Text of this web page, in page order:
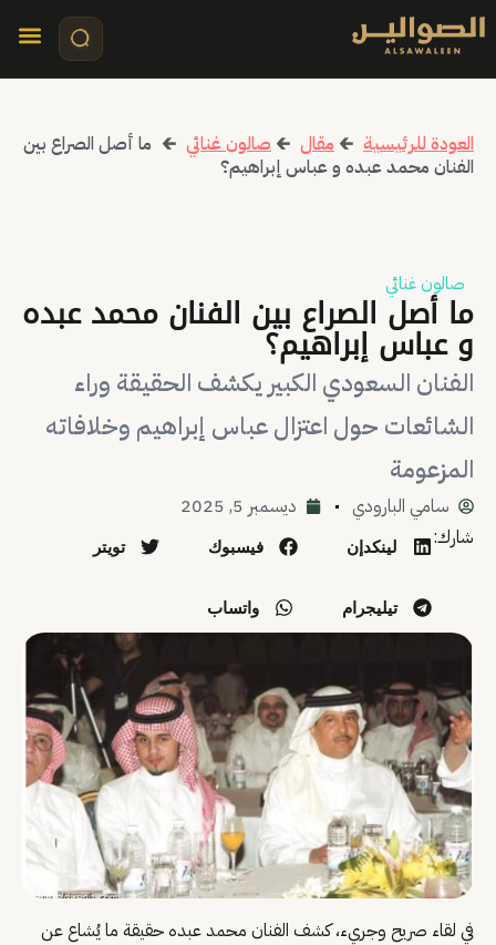
العودة للرئيسية 🡰 مقال 🡰 صالون غنائي 🡰 ما أصل الصراع بين
الفنان محمد عبده و عباس إبراهيم؟
صالون غنائي
ما أصل الصراع بين الفنان محمد عبده
و عباس إبراهيم؟
الفنان السعودي الكبير يكشف الحقيقة وراء
الشائعات حول اعتزال عباس إبراهيم وخلافاته
المزعومة
سامي البارودي ديسمبر 5, 2025
لينكدإن فيسبوك تويتر
تيليجرام واتساب
شارك:
في لقاء صريح وجريء، كشف الفنان محمد عبده حقيقة ما يُشاع عن